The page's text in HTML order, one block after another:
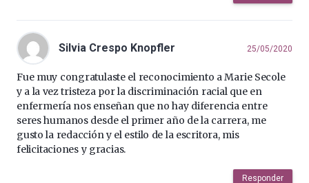
Silvia Crespo Knopfler 25/05/2020
Fue muy congratulaste el reconocimiento a Marie Secole
y a la vez tristeza por la discriminación racial que en
enfermería nos enseñan que no hay diferencia entre
seres humanos desde el primer año de la carrera, me
gusto la redacción y el estilo de la escritora, mis
felicitaciones y gracias.
Responder